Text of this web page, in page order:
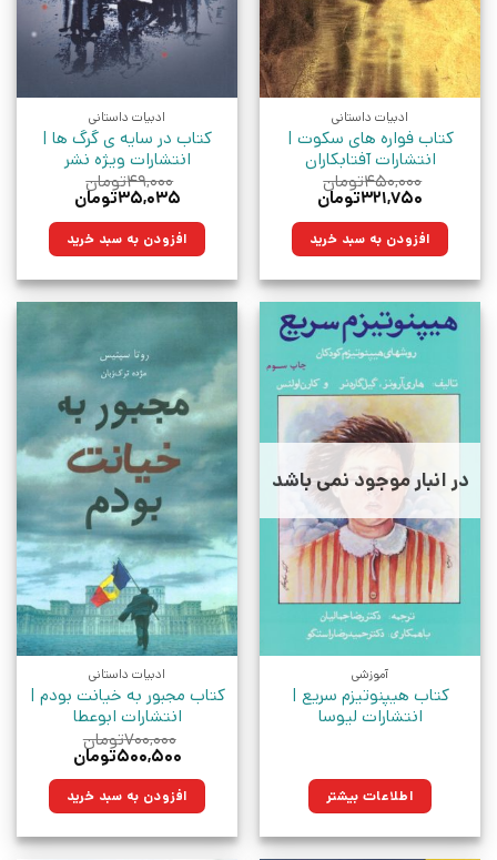
ادبیات داستانی
کتاب فواره های سکوت |
انتشارات آفتابکاران
۴۵۰,۰۰۰تومان
قیمت
۴۵۰,۰۰۰تومان
بود.
۳۲۱,۷۵۰تومان
۳۲۱,۷۵۰تومان.افزودن به سبد خرید
ادبیات داستانی
کتاب در سایه ی گرگ ها |
انتشارات ویژه نشر
۴۹,۰۰۰تومان
قیمت
۴۹,۰۰۰تومان
بود.
۳۵,۰۳۵تومان
۳۵,۰۳۵تومان.افزودن به سبد خرید
در انبار موجود نمی باشد
آموزشی
کتاب هیپنوتیزم سریع |
انتشارات لیوسا
اطلاعات بیشتر
ادبیات داستانی
کتاب مجبور به خیانت بودم |
انتشارات ابوعطا
۷۰۰,۰۰۰تومان
قیمت
۷۰۰,۰۰۰تومان
بود.
۵۰۰,۵۰۰تومان
۵۰۰,۵۰۰تومان.افزودن به سبد خرید